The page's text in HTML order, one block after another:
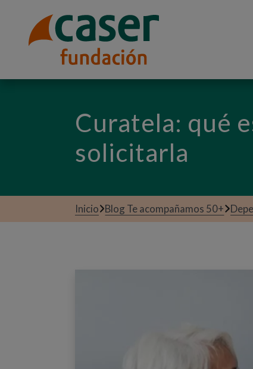
Curatela: qué
solicitarla
Inicio Blog Te acompañamos 50+